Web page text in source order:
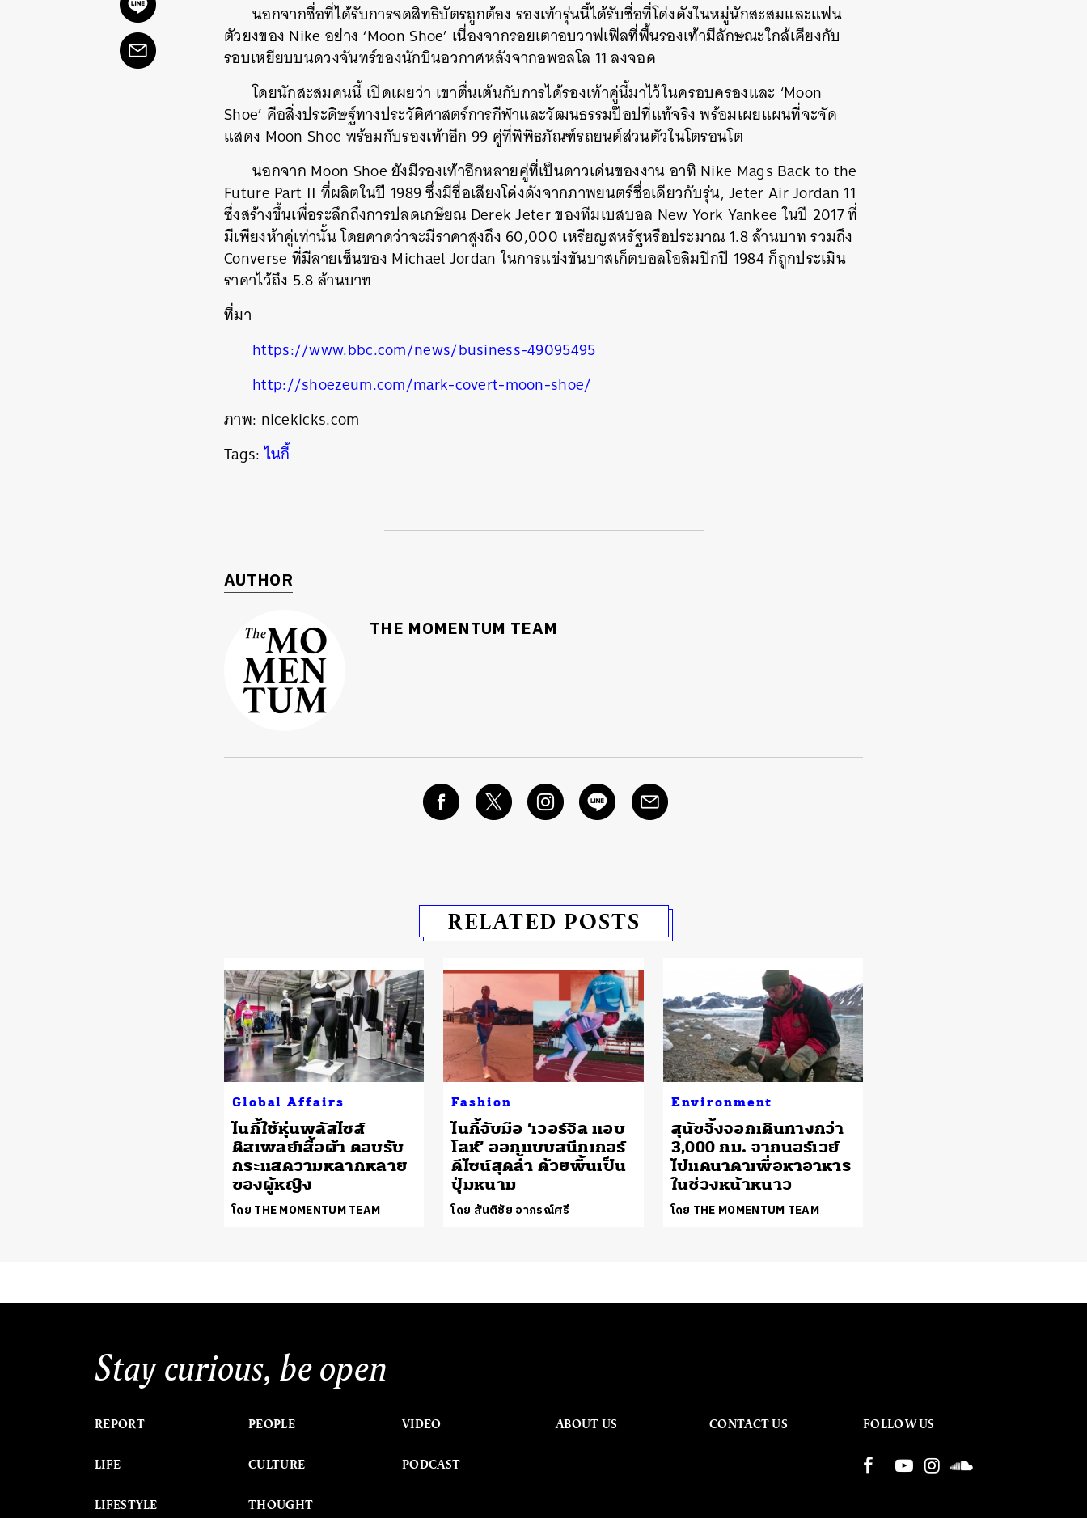
นอกจากชื่อที่ได้รับการจดสิทธิบัตรถูกต้อง รองเท้ารุ่นนี้ได้รับชื่อที่โด่งดังในหมู่นักสะสมและแฟน
ตัวยงของ Nike อย่าง ‘Moon Shoe’ เนื่องจากรอยเตาอบวาฟเฟิลที่พื้นรองเท้ามีลักษณะใกล้เคียงกับ
รอบเหยียบบนดวงจันทร์ของนักบินอวกาศหลังจากอพอลโล 11 ลงจอด
โดยนักสะสมคนนี้ เปิดเผยว่า เขาตื่นเต้นกับการได้รองเท้าคู่นี้มาไว้ในครอบครองและ ‘Moon
Shoe’ คือสิ่งประดิษฐ์ทางประวัติศาสตร์การกีฬาและวัฒนธรรมป๊อปที่แท้จริง พร้อมเผยแผนที่จะจัด
แสดง Moon Shoe พร้อมกับรองเท้าอีก 99 คู่ที่พิพิธภัณฑ์รถยนต์ส่วนตัวในโตรอนโต
นอกจาก Moon Shoe ยังมีรองเท้าอีกหลายคู่ที่เป็นดาวเด่นของงาน อาทิ Nike Mags Back to the
Future Part II ที่ผลิตในปี 1989 ซึ่งมีชื่อเสียงโด่งดังจากภาพยนตร์ชื่อเดียวกับรุ่น, Jeter Air Jordan 11
ซึ่งสร้างขึ้นเพื่อระลึกถึงการปลดเกษียณ Derek Jeter ของทีมเบสบอล New York Yankee ในปี 2017 ที่
มีเพียงห้าคู่เท่านั้น โดยคาดว่าจะมีราคาสูงถึง 60,000 เหรียญสหรัฐหรือประมาณ 1.8 ล้านบาท รวมถึง
Converse ที่มีลายเซ็นของ Michael Jordan ในการแข่งขันบาสเก็ตบอลโอลิมปิกปี 1984 ก็ถูกประเมิน
ราคาไว้ถึง 5.8 ล้านบาท
ที่มา
https://www.bbc.com/news/business-49095495
http://shoezeum.com/mark-covert-moon-shoe/
ภาพ: nicekicks.com
Tags:ไนกี้
AUTHOR
THE MOMENTUM TEAM
RELATED POSTS
Global Affairs
ไนกี้ใช้หุ่นพลัสไซส์
ดิสเพลย์เสื้อผ้า ตอบรับ
กระแสความหลากหลาย
ของผู้หญิง
โดย THE MOMENTUM TEAM
Fashion
ไนกี้จับมือ ‘เวอร์จิล แอบ
โลห์’ ออกแบบสนีกเกอร์
ดีไซน์สุดล้ำ ด้วยพื้นเป็น
ปุ่มหนาม
โดย สันติชัย อาภรณ์ศรี
Environment
สุนัขจิ้งจอกเดินทางกว่า
3,000 กม. จากนอร์เวย์
ไปแคนาดาเพื่อหาอาหาร
ในช่วงหน้าหนาว
โดย THE MOMENTUM TEAM
Stay curious, be open
REPORT
LIFE
LIFESTYLE
PEOPLE
CULTURE
THOUGHT
VIDEO
PODCAST
ABOUT US CONTACT US FOLLOW US